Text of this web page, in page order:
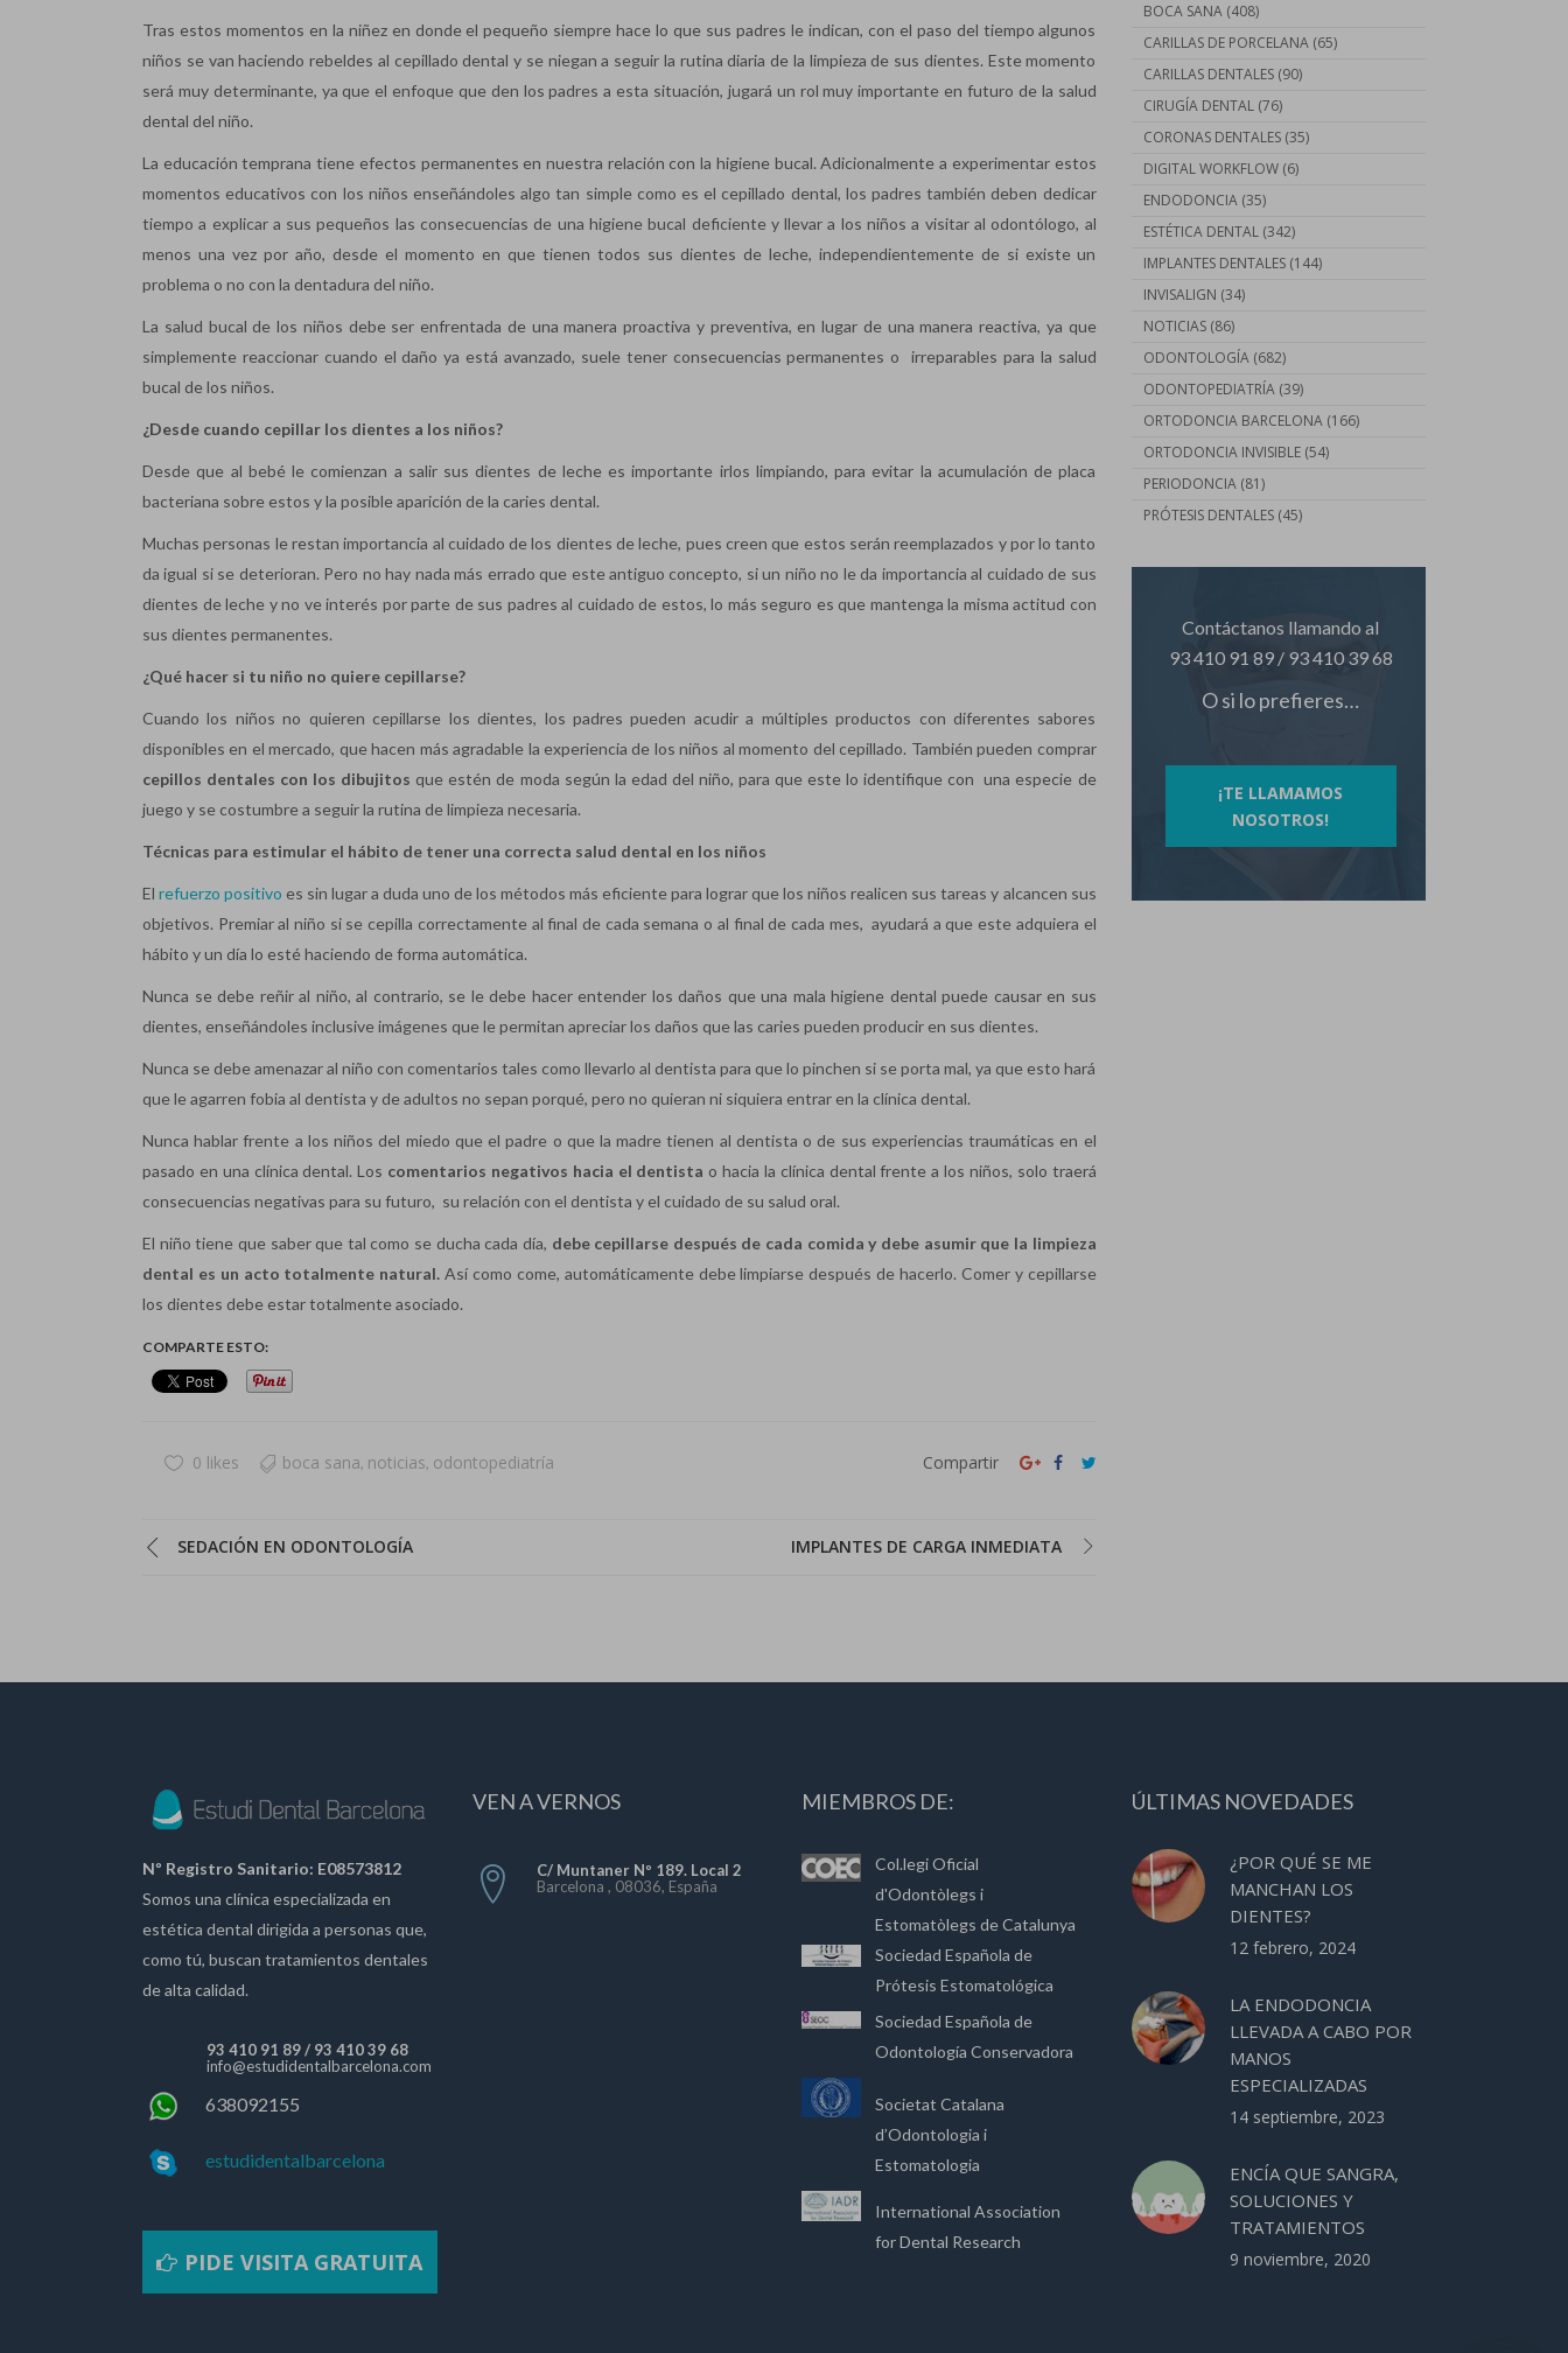
Tras estos momentos en la niñez en donde el pequeño siempre hace lo que sus padres le indican, con el paso del tiempo algunos
niños se van haciendo rebeldes al cepillado dental y se niegan a seguir la rutina diaria de la limpieza de sus dientes. Este momento
será muy determinante, ya que el enfoque que den los padres a esta situación, jugará un rol muy importante en futuro de la salud
dental del niño.
La educación temprana tiene efectos permanentes en nuestra relación con la higiene bucal. Adicionalmente a experimentar estos
momentos educativos con los niños enseñándoles algo tan simple como es el cepillado dental, los padres también deben dedicar
tiempo a explicar a sus pequeños las consecuencias de una higiene bucal deficiente y llevar a los niños a visitar al odontólogo, al
menos una vez por año, desde el momento en que tienen todos sus dientes de leche, independientemente de si existe un
problema o no con la dentadura del niño.
La salud bucal de los niños debe ser enfrentada de una manera proactiva y preventiva, en lugar de una manera reactiva, ya que
simplemente reaccionar cuando el daño ya está avanzado, suele tener consecuencias permanentes o irreparables para la salud
bucal de los niños.
¿Desde cuando cepillar los dientes a los niños?
Desde que al bebé le comienzan a salir sus dientes de leche es importante irlos limpiando, para evitar la acumulación de placa
bacteriana sobre estos y la posible aparición de la caries dental.
Muchas personas le restan importancia al cuidado de los dientes de leche, pues creen que estos serán reemplazados y por lo tanto
da igual si se deterioran. Pero no hay nada más errado que este antiguo concepto, si un niño no le da importancia al cuidado de sus
dientes de leche y no ve interés por parte de sus padres al cuidado de estos, lo más seguro es que mantenga la misma actitud con
sus dientes permanentes.
¿Qué hacer si tu niño no quiere cepillarse?
Cuando los niños no quieren cepillarse los dientes, los padres pueden acudir a múltiples productos con diferentes sabores
disponibles en el mercado, que hacen más agradable la experiencia de los niños al momento del cepillado. También pueden comprar
cepillos dentales con los dibujitos que estén de moda según la edad del niño, para que este lo identifique con una especie de
juego y se costumbre a seguir la rutina de limpieza necesaria.
Técnicas para estimular el hábito de tener una correcta salud dental en los niños
Elrefuerzo positivo es sin lugar a duda uno de los métodos más eficiente para lograr que los niños realicen sus tareas y alcancen sus
objetivos. Premiar al niño si se cepilla correctamente al final de cada semana o al final de cada mes, ayudará a que este adquiera el
hábito y un día lo esté haciendo de forma automática.
Nunca se debe reñir al niño, al contrario, se le debe hacer entender los daños que una mala higiene dental puede causar en sus
dientes, enseñándoles inclusive imágenes que le permitan apreciar los daños que las caries pueden producir en sus dientes.
Nunca se debe amenazar al niño con comentarios tales como llevarlo al dentista para que lo pinchen si se porta mal, ya que esto hará
que le agarren fobia al dentista y de adultos no sepan porqué, pero no quieran ni siquiera entrar en la clínica dental.
Nunca hablar frente a los niños del miedo que el padre o que la madre tienen al dentista o de sus experiencias traumáticas en el
pasado en una clínica dental. Los comentarios negativos hacia el dentista o hacia la clínica dental frente a los niños, solo traerá
consecuencias negativas para su futuro, su relación con el dentista y el cuidado de su salud oral.
El niño tiene que saber que tal como se ducha cada día, debe cepillarse después de cada comida y debe asumir que la limpieza
dental es un acto totalmente natural. Así como come, automáticamente debe limpiarse después de hacerlo. Comer y cepillarse
los dientes debe estar totalmente asociado.
COMPARTE ESTO:
0 likes boca sana, noticias, odontopediatría Compartir
SEDACIÓN EN ODONTOLOGÍA IMPLANTES DE CARGA INMEDIATA
BOCA SANA(408)
CARILLAS DE PORCELANA(65)
CARILLAS DENTALES(90)
CIRUGÍA DENTAL(76)
CORONAS DENTALES(35)
DIGITAL WORKFLOW(6)
ENDODONCIA(35)
ESTÉTICA DENTAL(342)
IMPLANTES DENTALES(144)
INVISALIGN (34)
NOTICIAS(86)
ODONTOLOGÍA(682)
ODONTOPEDIATRÍA(39)
ORTODONCIA BARCELONA(166)
ORTODONCIA INVISIBLE(54)
PERIODONCIA(81)
PRÓTESIS DENTALES(45)
Contáctanos llamando al
93 410 91 89/ 93 410 39 68
O si lo prefieres…
¡TE LLAMAMOS
NOSOTROS!
Nº Registro Sanitario: E08573812
Somos una clínica especializada en
estética dental dirigida a personas que,
como tú, buscan tratamientos dentales
de alta calidad.
93 410 91 89/ 93 410 39 68
info@estudidentalbarcelona.com
638092155
estudidentalbarcelona
PIDE VISITA GRATUITA
VEN A VERNOS
C/ Muntaner Nº 189. Local 2
Barcelona , 08036, España
MIEMBROS DE:
Col.legi Oficial
d'Odontòlegs i
Estomatòlegs de Catalunya
Sociedad Española de
Prótesis Estomatológica
Sociedad Española de
Odontología Conservadora
Societat Catalana
d’Odontologia i
Estomatologia
International Association
for Dental Research
ÚLTIMAS NOVEDADES
¿POR QUÉ SE ME
MANCHAN LOS
DIENTES?
12 febrero, 2024
LA ENDODONCIA
LLEVADA A CABO POR
MANOS
ESPECIALIZADAS
14 septiembre, 2023
ENCÍA QUE SANGRA,
SOLUCIONES Y
TRATAMIENTOS
9 noviembre, 2020